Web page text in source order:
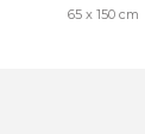
65 x 150 cm